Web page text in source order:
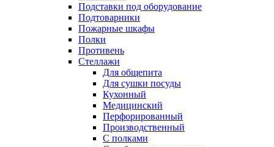
Подставки под оборудование
Подтоварники
Пожарные шкафы
Полки
Противень
Стеллажи
Для общепита
Для сушки посуды
Кухонный
Медицинский
Перфорированный
Производственный
С полками